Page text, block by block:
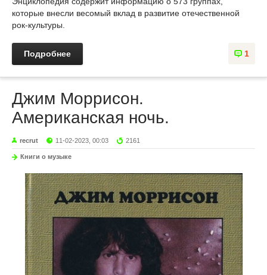
которые внесли весомый вклад в развитие отечественной
рок-культуры.
1
Подробнее
Джим Моррисон.
Американская ночь.
recrut 11-02-2023, 00:03 2161
Книги о музыке